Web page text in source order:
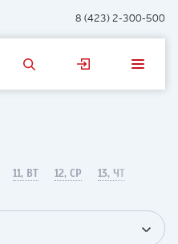
8 (423) 2-300-500
11, ВТ 12, СР
13, ЧТ